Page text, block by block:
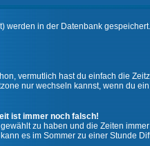
werden in der Datenbank
vermutlich hast du einfach die
nur wechseln kannst, wenn du
ist immer noch falsch!
zu haben und die Zeiten
es im Sommer zu einer Stunde